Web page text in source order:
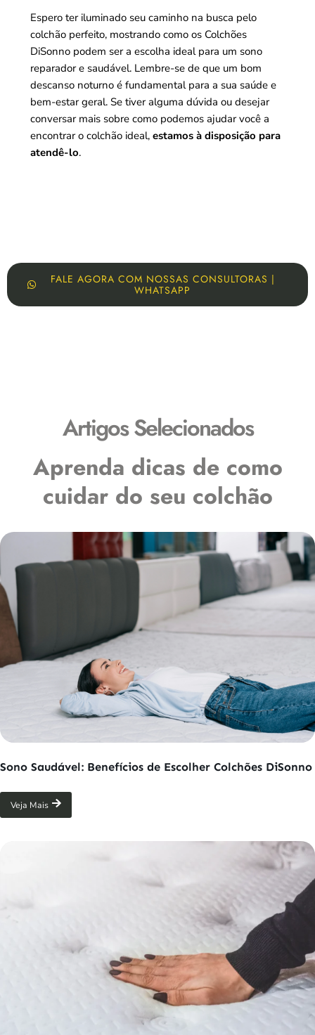
Espero ter iluminado seu caminho na busca pelo
colchão perfeito, mostrando como os Colchões
DiSonno podem ser a escolha ideal para um sono
reparador e saudável. Lembre-se de que um bom
descanso noturno é fundamental para a sua saúde e
bem-estar geral. Se tiver alguma dúvida ou desejar
conversar mais sobre como podemos ajudar você a
encontrar o colchão ideal,estamos à disposição para
atendê-lo.
FALE AGORA COM NOSSAS CONSULTORAS |
WHATSAPP
Artigos Selecionados
Blog
Aprenda dicas de como
cuidar do seu colchão
Sono Saudável: Benefícios de Escolher Colchões DiSonno
Veja Mais